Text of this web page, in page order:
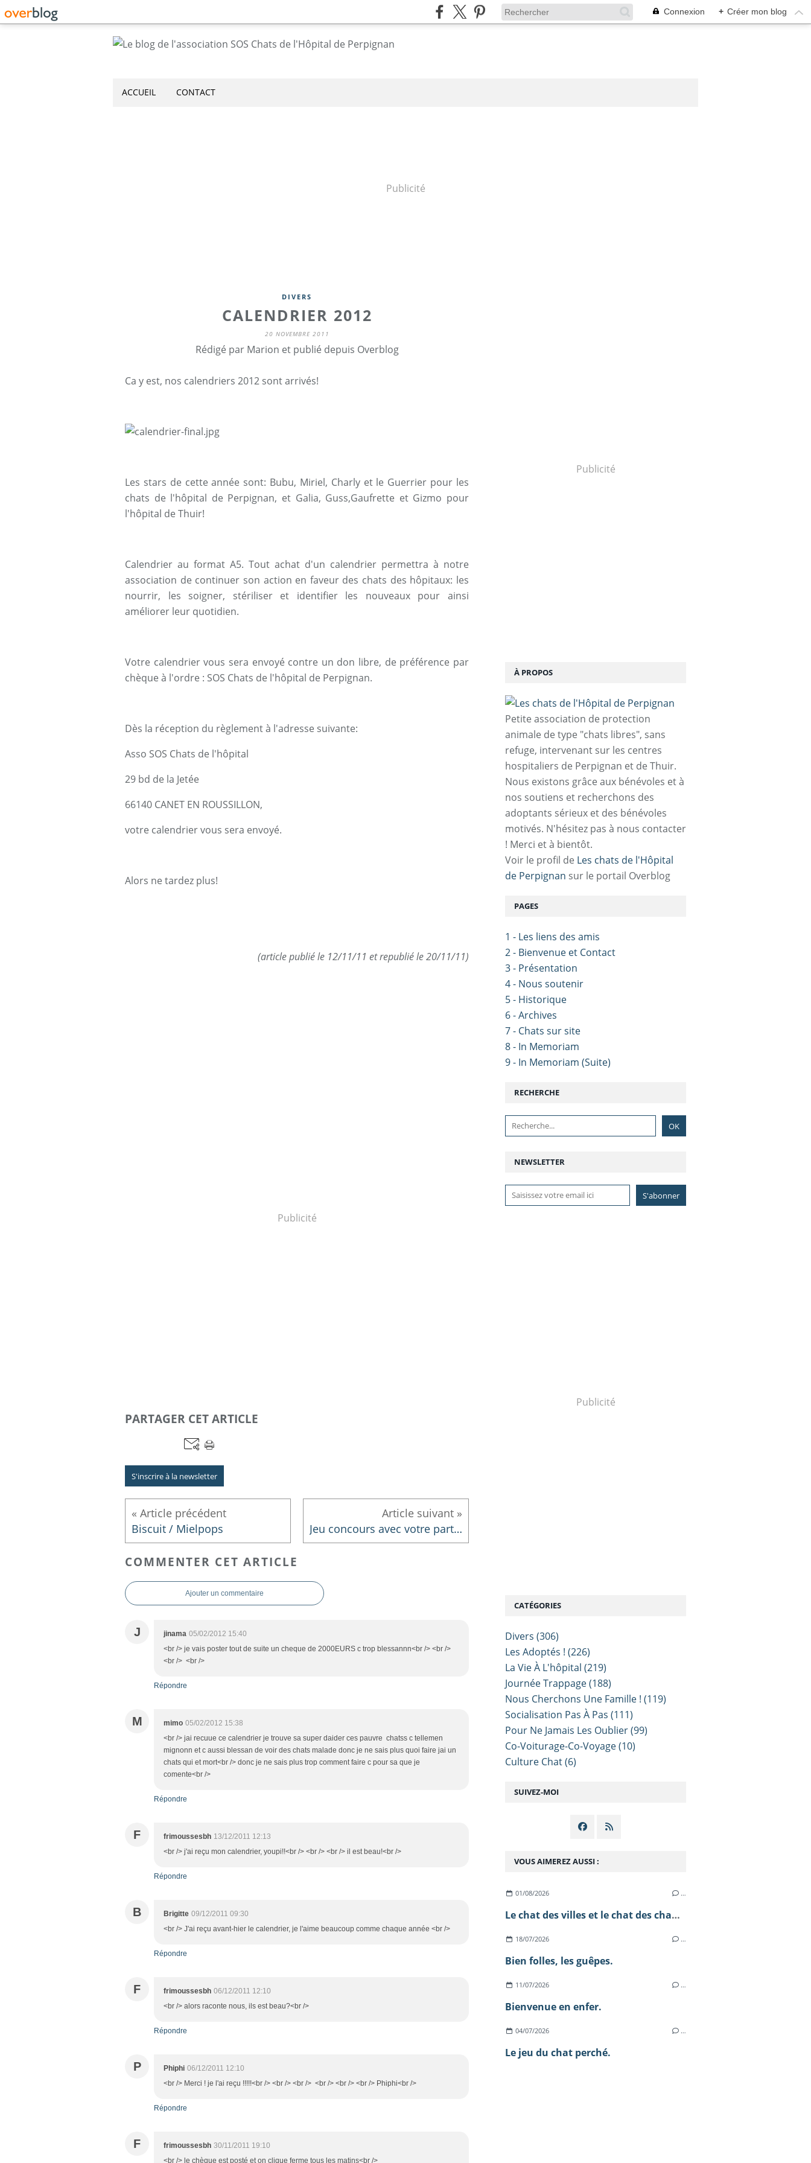
Connexion + Créer mon blog
ACCUEIL CONTACT
Publicité
DIVERS
CALENDRIER 2012
20 NOVEMBRE 2011
Rédigé par Marion et publié depuis Overblog
Ca y est, nos calendriers 2012 sont arrivés!
Les stars de cette année sont: Bubu, Miriel, Charly et le Guerrier pour les
chats de l'hôpital de Perpignan, et Galia, Guss,Gaufrette et Gizmo pour
l'hôpital de Thuir!
Calendrier au format A5. Tout achat d'un calendrier permettra à notre
association de continuer son action en faveur des chats des hôpitaux: les
nourrir, les soigner, stériliser et identifier les nouveaux pour ainsi
améliorer leur quotidien.
Votre calendrier vous sera envoyé contre un don libre, de préférence par
chèque à l'ordre : SOS Chats de l'hôpital de Perpignan.
Dès la réception du règlement à l'adresse suivante:
Asso SOS Chats de l'hôpital
29 bd de la Jetée
66140 CANET EN ROUSSILLON,
votre calendrier vous sera envoyé.
Alors ne tardez plus!
(article publié le 12/11/11 et republié le 20/11/11)
Publicité
PARTAGER CET ARTICLE
S'inscrire à la newsletter
Biscuit / Mielpops Jeu concours avec votre participation quotidienne pour gagner jusqu'à 500 €
COMMENTER CET ARTICLE
Ajouter un commentaire
J jinama 05/02/2012 15:40
<br /> je vais poster tout de suite un cheque de 2000EURS c trop blessannn<br /> <br />
<br /> <br />
Répondre
M mimo 05/02/2012 15:38
<br /> jai recuue ce calendrier je trouve sa super daider ces pauvre chatss c tellemen
mignonn et c aussi blessan de voir des chats malade donc je ne sais plus quoi faire jai un
chats qui et mort<br /> donc je ne sais plus trop comment faire c pour sa que je
comente<br />
Répondre
F frimoussesbh 13/12/2011 12:13
<br /> j'ai reçu mon calendrier, youpi!!<br /> <br /> <br /> il est beau!<br />
Répondre
B Brigitte 09/12/2011 09:30
<br /> J'ai reçu avant-hier le calendrier, je l'aime beaucoup comme chaque année <br />
Répondre
F frimoussesbh 06/12/2011 12:10
<br /> alors raconte nous, ils est beau?<br />
Répondre
P Phiphi 06/12/2011 12:10
<br /> Merci ! je l'ai reçu !!!!!<br /> <br /> <br /> <br /> <br /> <br /> Phiphi<br />
Répondre
F frimoussesbh 30/11/2011 19:10
<br /> le chèque est posté et on clique ferme tous les matins<br />
Publicité
NEWSLETTER
SUIVEZ-MOI
RECHERCHE
À PROPOS
Petite association de protection
animale de type "chats libres", sans
refuge, intervenant sur les centres
hospitaliers de Perpignan et de Thuir.
Nous existons grâce aux bénévoles et à
nos soutiens et recherchons des
adoptants sérieux et des bénévoles
motivés. N'hésitez pas à nous contacter
! Merci et à bientôt.
Voir le profil de Les chats de l'Hôpital
de Perpignan sur le portail Overblog
Publicité
VOUS AIMEREZ AUSSI :
01/08/2026 …
Le chat des villes et le chat des champs.
18/07/2026 …
Bien folles, les guêpes.
11/07/2026 …
Bienvenue en enfer.
04/07/2026 …
Le jeu du chat perché.
PAGES
1 - Les liens des amis
2 - Bienvenue et Contact
3 - Présentation
4 - Nous soutenir
5 - Historique
6 - Archives
7 - Chats sur site
8 - In Memoriam
9 - In Memoriam (Suite)
CATÉGORIES
Divers (306)
Les Adoptés ! (226)
La Vie À L'hôpital (219)
Journée Trappage(188)
Nous Cherchons Une Famille ! (119)
Socialisation Pas À Pas (111)
Pour Ne Jamais Les Oublier(99)
Co-Voiturage-Co-Voyage(10)
Culture Chat(6)